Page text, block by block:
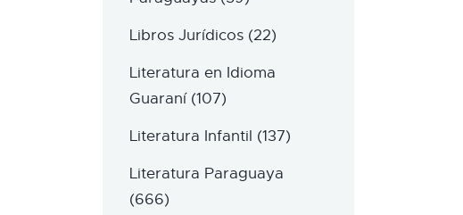
Libros Jurídicos (22)
Literatura en Idioma
Guaraní (107)
Literatura Infantil (137)
Literatura Paraguaya
(666)